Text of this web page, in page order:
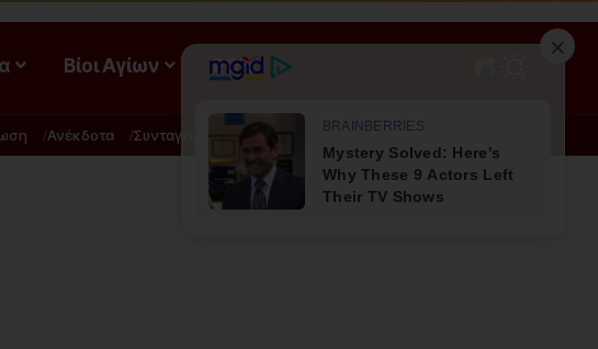
Βίοι Αγίων ΡΟΗ
Ανέκδοτα Συνταγές Διατροφή - Φυσική Ιατρική